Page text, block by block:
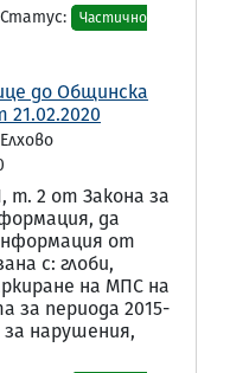
Статус:
Частично
до Общинска
т. 2 от Закона за
да
от
с: глоби,
на МПС на
периода 2015-
за нарушения,